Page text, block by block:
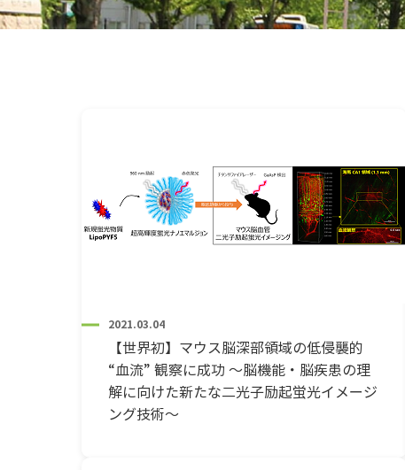
2021.03.04
【世界初】マウス脳深部領域の低侵襲的
“血流” 観察に成功 ～脳機能・脳疾患の理
解に向けた新たな二光子励起蛍光イメージ
ング技術～